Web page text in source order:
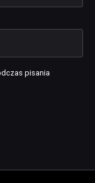
pisania